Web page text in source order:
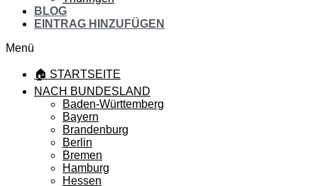
BLOG
EINTRAG HINZUFÜGEN
Menü
🏠 STARTSEITE
NACH BUNDESLAND
Baden-Württemberg
Bayern
Brandenburg
Berlin
Bremen
Hamburg
Hessen